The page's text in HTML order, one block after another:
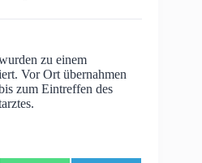
zu einem
Vor Ort übernahmen
zum Eintreffen des